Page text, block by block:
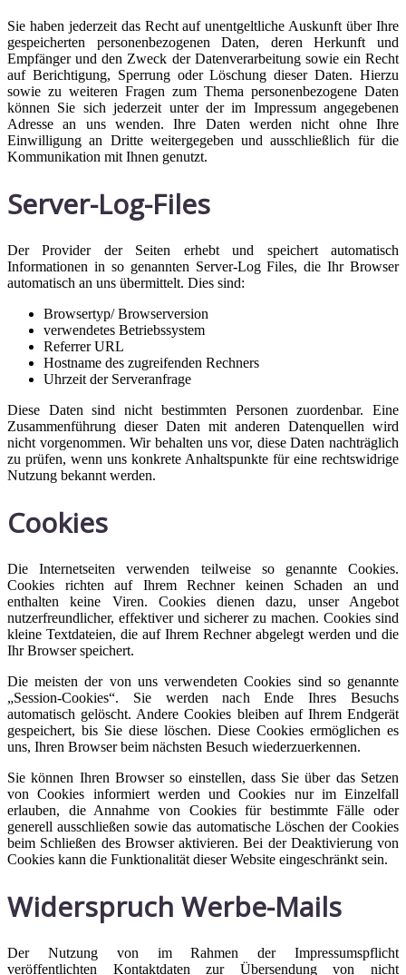
Sie haben jederzeit das Recht auf unentgeltliche Auskunft über Ihre
gespeicherten personenbezogenen Daten, deren Herkunft und
Empfänger und den Zweck der Datenverarbeitung sowie ein Recht
auf Berichtigung, Sperrung oder Löschung dieser Daten. Hierzu
sowie zu weiteren Fragen zum Thema personenbezogene Daten
können Sie sich jederzeit unter der im Impressum angegebenen
Adresse an uns wenden. Ihre Daten werden nicht ohne Ihre
Einwilligung an Dritte weitergegeben und ausschließlich für die
Kommunikation mit Ihnen genutzt.
Server-Log-Files
Der Provider der Seiten erhebt und speichert automatisch
Informationen in so genannten Server-Log Files, die Ihr Browser
automatisch an uns übermittelt. Dies sind:
Browsertyp/ Browserversion
verwendetes Betriebssystem
Referrer URL
Hostname des zugreifenden Rechners
Uhrzeit der Serveranfrage
Diese Daten sind nicht bestimmten Personen zuordenbar. Eine
Zusammenführung dieser Daten mit anderen Datenquellen wird
nicht vorgenommen. Wir behalten uns vor, diese Daten nachträglich
zu prüfen, wenn uns konkrete Anhaltspunkte für eine rechtswidrige
Nutzung bekannt werden.
Cookies
Die Internetseiten verwenden teilweise so genannte Cookies.
Cookies richten auf Ihrem Rechner keinen Schaden an und
enthalten keine Viren. Cookies dienen dazu, unser Angebot
nutzerfreundlicher, effektiver und sicherer zu machen. Cookies sind
kleine Textdateien, die auf Ihrem Rechner abgelegt werden und die
Ihr Browser speichert.
Die meisten der von uns verwendeten Cookies sind so genannte
„Session-Cookies“. Sie werden nach Ende Ihres Besuchs
automatisch gelöscht. Andere Cookies bleiben auf Ihrem Endgerät
gespeichert, bis Sie diese löschen. Diese Cookies ermöglichen es
uns, Ihren Browser beim nächsten Besuch wiederzuerkennen.
Sie können Ihren Browser so einstellen, dass Sie über das Setzen
von Cookies informiert werden und Cookies nur im Einzelfall
erlauben, die Annahme von Cookies für bestimmte Fälle oder
generell ausschließen sowie das automatische Löschen der Cookies
beim Schließen des Browser aktivieren. Bei der Deaktivierung von
Cookies kann die Funktionalität dieser Website eingeschränkt sein.
Widerspruch Werbe-Mails
Der Nutzung von im Rahmen der Impressumspflicht
veröffentlichten Kontaktdaten zur Übersendung von nicht